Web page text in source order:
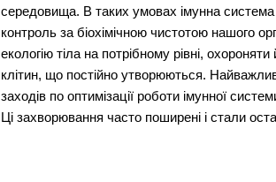
середовища. В таких умовах імунна система
контроль за біохімічною чистотою нашого
екологію тіла на потрібному рівні, охороняти
клітин, що постійно утворюються.
заходів по оптимізації роботи імунної
Ці захворювання часто поширені і стали